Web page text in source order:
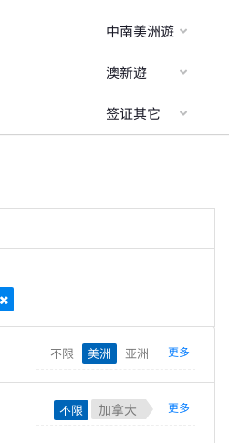
中南美洲遊
澳新遊
签证其它
更多
不限 美洲
亚洲
北美洲 中美洲 南美洲
中港澳台 东北亚 东南亚
更多
不限 加拿大
温哥华 卡尔加里 多伦多